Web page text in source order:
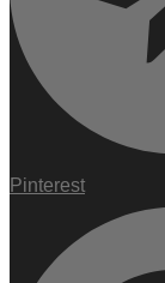
Pinterest